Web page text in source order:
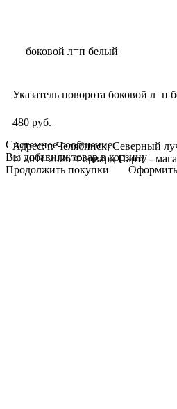
Указатель поворота боковой л=п
480 руб.
Адрес: г. Челябинск, Северный
© 2011-2026 Форвард Партс -
Системное сообщение:
Вы добавили товар в корзину
Продолжить покупки
Оформить